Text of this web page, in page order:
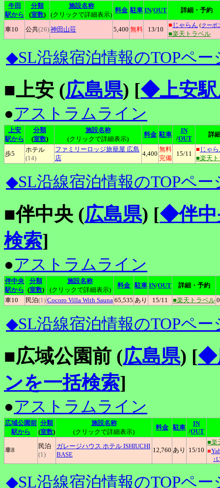
牛田
駅から
分類
(室数)
施設名称
(クリックで詳細表示)
料金 駐車 IN/OUT 詳細・予約
車10 公共(26) 神田山荘 5,400 無料 13/10
■ じゃらん (クーポ
■楽天トラベル
◆SL沿線宿泊情報のTOPペー
■上安 (広島県) [◆上安駅
●アストラムライン
上安
駅から
分類
(室数)
施設名称
(クリックで詳細表示)
料金 駐車
IN
/OUT
詳
歩5
ホテル
(14)
ファミリーロッジ旅籠屋 広島
店
4,400
無料
完備
15/11
■ じゃ
■楽天
◆SL沿線宿泊情報のTOPペー
■伴中央 (広島県) [◆伴中
検索]
●アストラムライン
伴中央
駅から
分類
(室数)
施設名称
(クリックで詳細表示)
料金 駐車 IN/OUT
詳細・予約
車10
民泊(1) Cocoro Villa With Sauna 65,535 あり 15/11 ■楽天トラベル
◆SL沿線宿泊情報のTOPペー
■広域公園前 (広島県) [◆
ンを一括検索]
●アストラムライン
広域公園前
駅から
分類
(室数)
施設名称
(クリックで詳細表示)
料金 駐車
IN
/OUT
車8
民泊
(1)
ガレージハウス ホテル ISHIUCHI
BASE
12,760 あり 15/10
■楽
■
◆SL沿線宿泊情報のTOPペー